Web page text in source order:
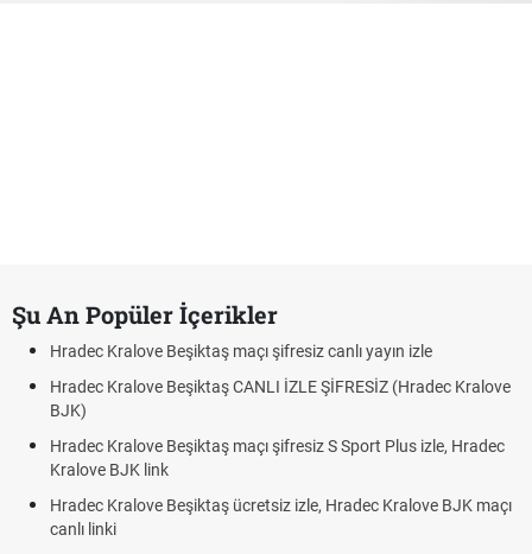
Şu An Popüler İçerikler
Hradec Kralove Beşiktaş maçı şifresiz canlı yayın izle
Hradec Kralove Beşiktaş CANLI İZLE ŞİFRESİZ (Hradec Kralove
BJK)
Hradec Kralove Beşiktaş maçı şifresiz S Sport Plus izle, Hradec
Kralove BJK link
Hradec Kralove Beşiktaş ücretsiz izle, Hradec Kralove BJK maçı
canlı linki